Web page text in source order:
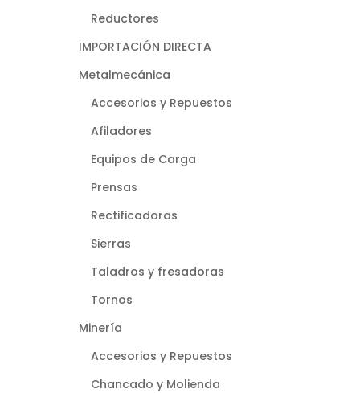
Reductores
IMPORTACIÓN DIRECTA
Metalmecánica
Accesorios y Repuestos
Afiladores
Equipos de Carga
Prensas
Rectificadoras
Sierras
Taladros y fresadoras
Tornos
Minería
Accesorios y Repuestos
Chancado y Molienda